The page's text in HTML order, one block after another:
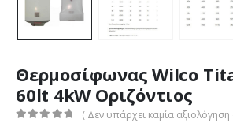
Θερμοσίφωνας Wilco
60lt 4kW Οριζόντιος
( Δεν υπάρχει καμία αξιολόγηση